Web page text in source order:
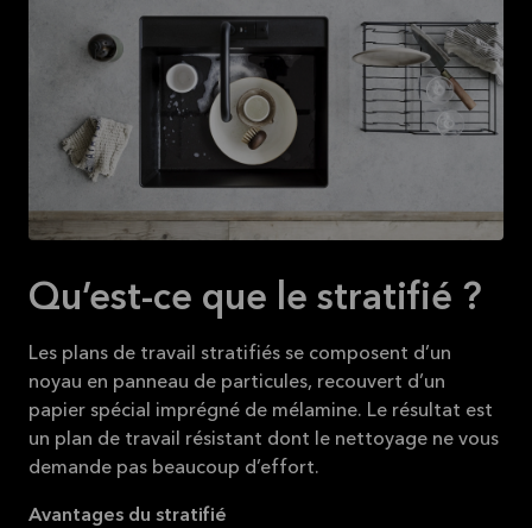
Qu’est-ce que le stratifié ?
Les plans de travail stratifiés se composent d’un
noyau en panneau de particules, recouvert d’un
papier spécial imprégné de mélamine. Le résultat est
un plan de travail résistant dont le nettoyage ne vous
demande pas beaucoup d’effort.
Avantages du stratifié